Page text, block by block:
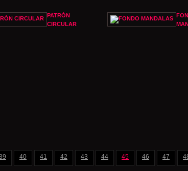
PATRÓN
CIRCULAR
40 41 42 43 44 45 46 47